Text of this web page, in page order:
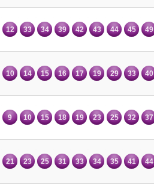
12 33 34 39 42 43 44 45 49
10 14 15 16 17 19 29 33 40
9 10 15 18 19 23 25 32 37
21 23 25 31 33 34 35 41 44